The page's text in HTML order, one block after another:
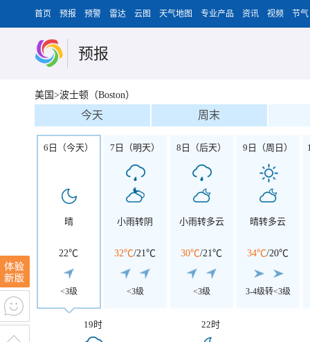
首页 预报 预警 雷达 云图 天气地图 专业产品 资讯 视频 节气
预报
美国>波士顿（Boston）
今天 周末
6日（今天）
晴
22℃
<3级
7日（明天）
小雨转阴
32℃/21℃
<3级
8日（后天）
小雨转多云
30℃/21℃
<3级
9日（周日）
晴转多云
34℃/20℃
3-4级转<3级
19时 22时